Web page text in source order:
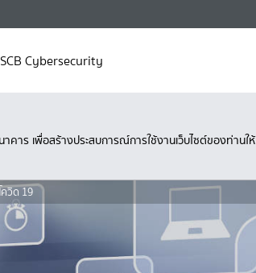
SCB Cybersecurity
คาร เพื่อสร้างประสบการณ์การใช้งานเว็บไซต์ของท่านให้
วิด 19